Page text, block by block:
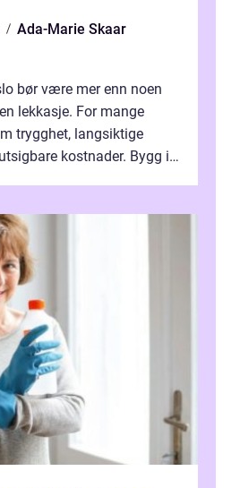
Ada-Marie Skaar
bør være mer enn noen
lekkasje. For mange
trygghet, langsiktige
kostnader. Bygg i